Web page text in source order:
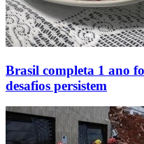
Brasil completa 1 ano
desafios persistem